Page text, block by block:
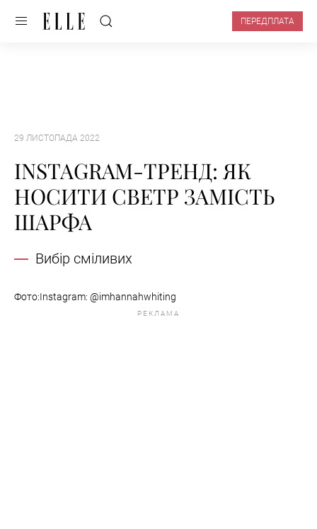
ПЕРЕДПЛАТА
29 ЛИСТОПАДА 2022
INSTAGRAM-ТРЕНД: ЯК
НОСИТИ СВЕТР ЗАМІСТЬ
ШАРФА
Вибір сміливих
Фото:Instagram: @imhannahwhiting
РЕКЛАМА